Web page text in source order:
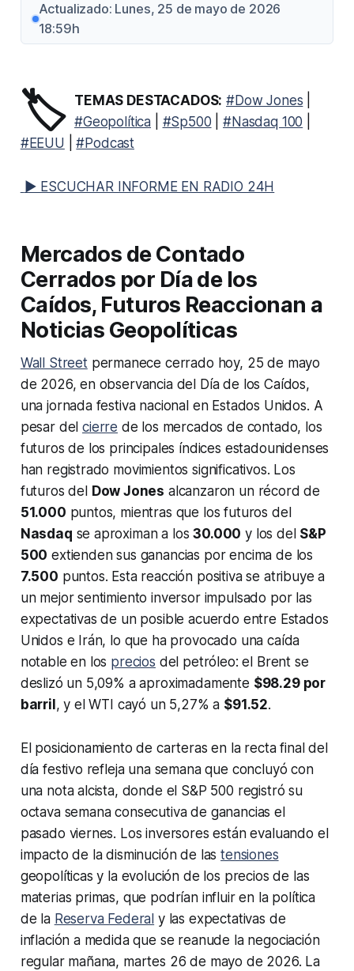
Actualizado: Lunes, 25 de mayo de 2026
18:59h
🏷️ TEMAS DESTACADOS: #Dow Jones
#Geopolítica
#Sp500 |#Nasdaq 100
#EEUU |#Podcast
▶ ESCUCHAR INFORME EN RADIO 24H
Mercados de Contado
Cerrados por Día de los
Caídos, Futuros Reaccionan a
Noticias Geopolíticas
Wall Streetpermanece cerrado hoy, 25 de mayo
de 2026, en observancia del Día de los Caídos,
una jornada festiva nacional en Estados Unidos. A
pesar delcierre de los mercados de contado, los
futuros de los principales índices estadounidenses
han registrado movimientos significativos. Los
futuros del
Dow Jones alcanzaron un récord de
51.000 puntos, mientras que los futuros del
Nasdaq se aproximan a los30.000 y los del S&P
500 extienden sus ganancias por encima de los
7.500 puntos. Esta reacción positiva se atribuye a
un mejor sentimiento inversor impulsado por las
expectativas de un posible acuerdo entre Estados
Unidos e Irán, lo que ha provocado una caída
notable en los precios del petróleo: el Brent se
deslizó un 5,09% a aproximadamente $98.29 por
barril , y el WTI cayó un 5,27% a $91.52.
El posicionamiento de carteras en la recta final del
día festivo refleja una semana que concluyó con
una nota alcista, donde el S&P 500 registró su
octava semana consecutiva de ganancias el
pasado viernes. Los inversores están evaluando el
impacto de la disminución de lastensiones
geopolíticas y la evolución de los precios de las
materias primas, que podrían influir en la política
de la Reserva Federal y las expectativas de
inflación a medida que se reanude la negociación
regular mañana, martes 26 de mayo de 2026. La